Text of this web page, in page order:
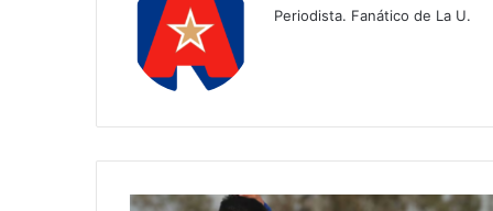
Periodista. Fanático de La U.
El